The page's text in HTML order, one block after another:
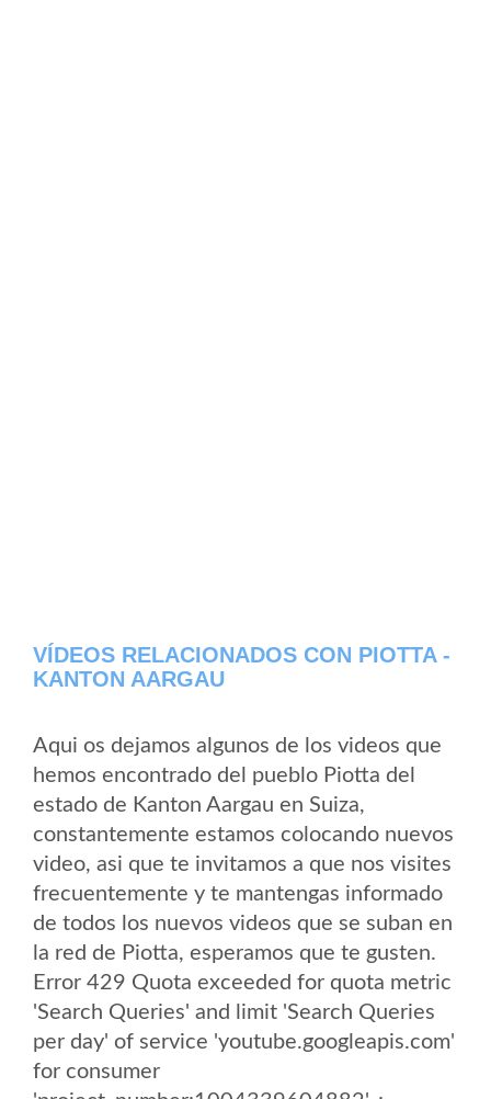
VÍDEOS RELACIONADOS CON PIOTTA -
KANTON AARGAU
Aqui os dejamos algunos de los videos que
hemos encontrado del pueblo Piotta del
estado de Kanton Aargau en Suiza,
constantemente estamos colocando nuevos
video, asi que te invitamos a que nos visites
frecuentemente y te mantengas informado
de todos los nuevos videos que se suban en
la red de Piotta, esperamos que te gusten.
Error 429 Quota exceeded for quota metric
'Search Queries' and limit 'Search Queries
per day' of service 'youtube.googleapis.com'
for consumer